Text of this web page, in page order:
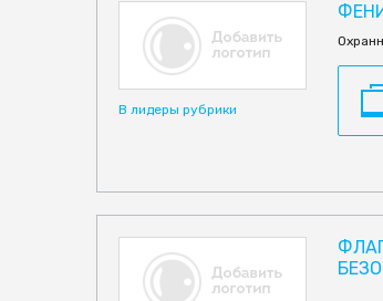
В лидеры рубрики